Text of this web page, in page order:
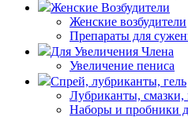
Женские Возбудители
Женские возбудители
Препараты для
Для Увеличения Члена
Увеличение пениса
Спрей, лубриканты, гель
Лубриканты, смазки,
Наборы и пробники